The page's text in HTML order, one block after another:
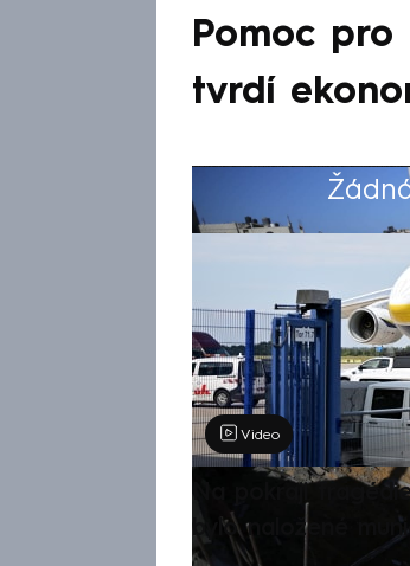
Pomoc pro
tvrdí
Výběr
Video
Na pokraji
bylo naložené